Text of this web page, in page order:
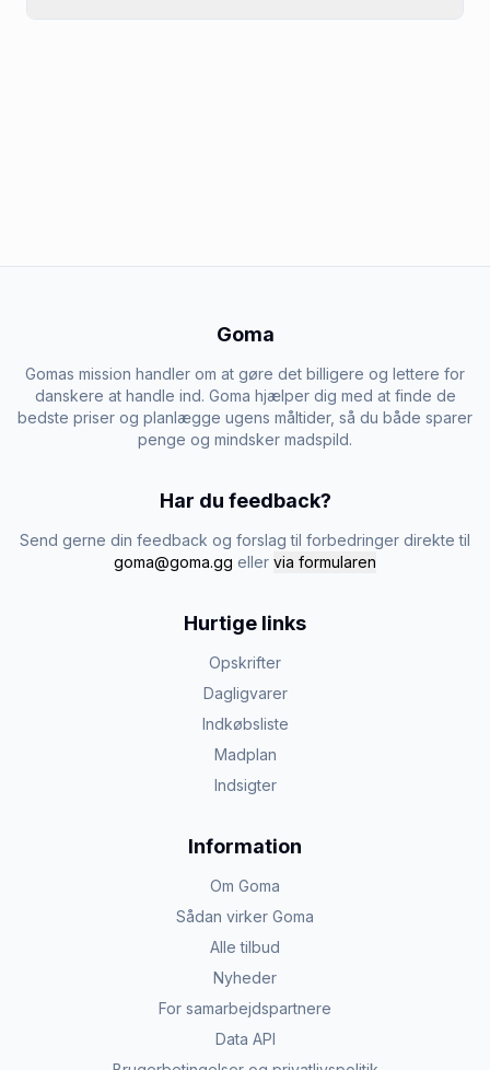
Goma
Gomas mission handler om at gøre det billigere og lettere for
danskere at handle ind. Goma hjælper dig med at finde de
bedste priser og planlægge ugens måltider, så du både sparer
penge og mindsker madspild.
Har du feedback?
Send gerne din feedback og forslag til forbedringer direkte til
goma@goma.gg eller via formularen
Hurtige links
Opskrifter
Dagligvarer
Indkøbsliste
Madplan
Indsigter
Information
Om Goma
Sådan virker Goma
Alle tilbud
Nyheder
For samarbejdspartnere
Data API